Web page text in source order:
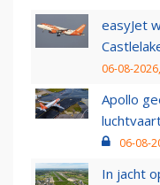
easyJet
06-08-
Apollo
06-08-
In jacht